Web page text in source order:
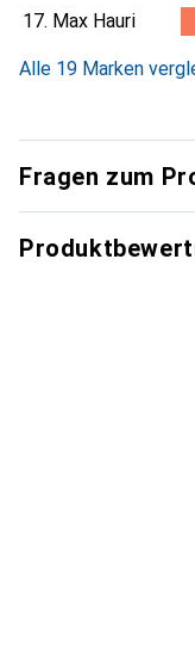
17. Max Hauri
Alle 19 Marken
Fragen zum